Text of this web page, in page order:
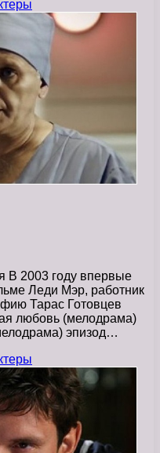
В 2003 году впервые
Леди Мэр, работник
Тарас Готовцев
любовь (мелодрама)
эпизод…